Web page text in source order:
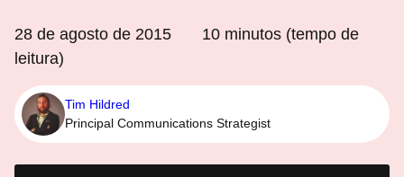
28 de agosto de 2015 10 minutos (tempo de
leitura)
Tim Hildred
Principal Communications Strategist